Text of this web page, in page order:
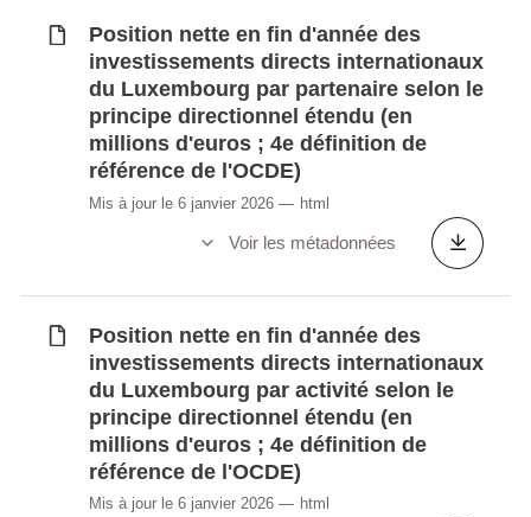
Position nette en fin d'année des
investissements directs internationaux
du Luxembourg par partenaire selon le
principe directionnel étendu (en
millions d'euros ; 4e définition de
référence de l'OCDE)
Mis à jour le 6 janvier 2026 html
Voir les métadonnées
Position nette en fin d'année des
investissements directs internationaux
du Luxembourg par activité selon le
principe directionnel étendu (en
millions d'euros ; 4e définition de
référence de l'OCDE)
Mis à jour le 6 janvier 2026 html